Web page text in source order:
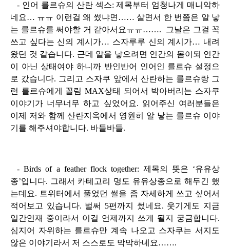
- 인어 를르슈의 산란 섹스: 제목부터 엄청나게 매니악하
네요… ㅠㅠ 이런걸 왜 썼냐면…… 살면서 한 번쯤은 알 낳
는 를르슈를 써야할 거 같아서요ㅠㅠ……. 그날은 그걸 꼭
쓰고 싶다는 신의 계시가… 스자루루 신의 계시가… 내려
왔던 것 같습니다. 근데 알을 낳으려면 인간의 몸이되 인간
이 아닌 상태여야 하니까 반인반어 인어인 를르슈 설정으
로 갔습니다. 그리고 스자쿠 앞에서 산란하는 를르슈랑 그
런 를르슈에게 꼴림 MAX상태 되어서 박아버리는 스자쿠
이야기가 너무너무 하고 싶었어요. 읽어주신 여러분들은
이제 저와 함께 산란지옥에서 영원히 알 낳는 를르슈 이야
기를 해주셔야합니다. 바들바들.
- Birds of a feather flock together: 제목의 뜻은 ‘유유상
종’입니다. 그래서 카테고리 명도 유유상종으로 해두긴 했
는데요. 트위터에서 풀었던 썰을 좀 자세하게 쓰고 싶어서
적어보고 있습니다. 벌써 5편까지 썼네요. 웃기게도 지금
일간연재 중이라서 이걸 언제까지 쓰게 될지 궁금합니다.
심지어 자위하는 를르슈만 계속 나오고 스자쿠는 서지도
않은 이야기라서 저 스스로도 막막하네요…….